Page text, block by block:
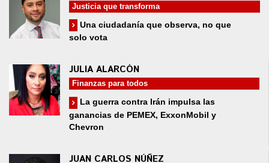
Justicia que transforma
Una ciudadanía que observa, no que
solo vota
JULIA ALARCÓN
Finanzas para todos
La guerra contra Irán impulsa las
ganancias de PEMEX, ExxonMobil y
Chevron
JUAN CARLOS NÚÑEZ